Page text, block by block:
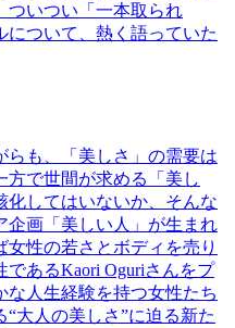
ついつい「一本取られ
について、熱く語っていた
らも、「美しさ」の需要は
方で世間が求める「美し
化してはいないか、そんな
企画「美しい人」が生まれ
女性の若さとボディを売り
あるKaori Oguriさんをプ
な人生経験を持つ女性たち
大人の美しさ”に迫る新た